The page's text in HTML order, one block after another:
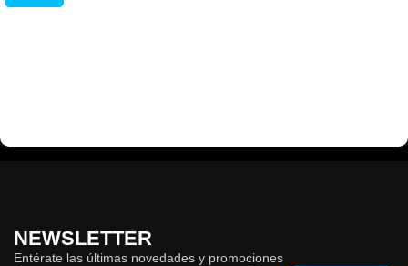
NEWSLETTER
Entérate las últimas novedades y promociones